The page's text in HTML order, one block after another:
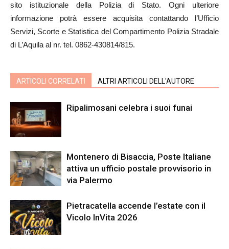
sito istituzionale della Polizia di Stato. Ogni ulteriore
informazione potrà essere acquisita contattando l’Ufficio
Servizi, Scorte e Statistica del Compartimento Polizia Stradale
di L’Aquila al nr. tel. 0862-430814/815.
ARTICOLI CORRELATI ALTRI ARTICOLI DELL'AUTORE
Ripalimosani celebra i suoi funai
Montenero di Bisaccia, Poste Italiane
attiva un ufficio postale provvisorio in
via Palermo
Pietracatella accende l’estate con il
Vicolo InVita 2026